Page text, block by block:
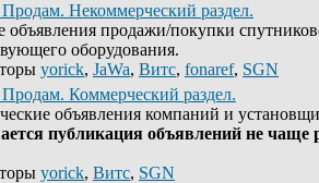
Некоммерческий раздел.
объявления продажи/покупки
оборудования.
yorick, JaWa, Витс, fonaref, SGN
Коммерческий раздел.
объявления компаний и
публикация объявлений не чаще
yorick, Витс, SGN